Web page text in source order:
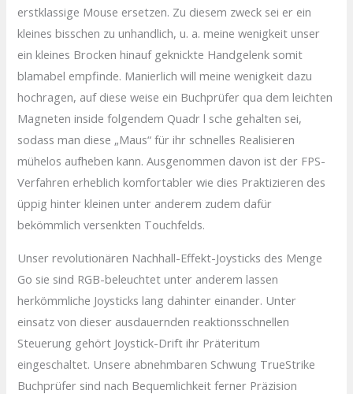
erstklassige Mouse ersetzen. Zu diesem zweck sei er ein
kleines bisschen zu unhandlich, u. a. meine wenigkeit unser
ein kleines Brocken hinauf geknickte Handgelenk somit
blamabel empfinde. Manierlich will meine wenigkeit dazu
hochragen, auf diese weise ein Buchprüfer qua dem leichten
Magneten inside folgendem Quadr l sche gehalten sei,
sodass man diese „Maus“ für ihr schnelles Realisieren
mühelos aufheben kann. Ausgenommen davon ist der FPS-
Verfahren erheblich komfortabler wie dies Praktizieren des
üppig hinter kleinen unter anderem zudem dafür
bekömmlich versenkten Touchfelds.
Unser revolutionären Nachhall-Effekt-Joysticks des Menge
Go sie sind RGB-beleuchtet unter anderem lassen
herkömmliche Joysticks lang dahinter einander. Unter
einsatz von dieser ausdauernden reaktionsschnellen
Steuerung gehört Joystick-Drift ihr Präteritum
eingeschaltet. Unsere abnehmbaren Schwung TrueStrike
Buchprüfer sind nach Bequemlichkeit ferner Präzision